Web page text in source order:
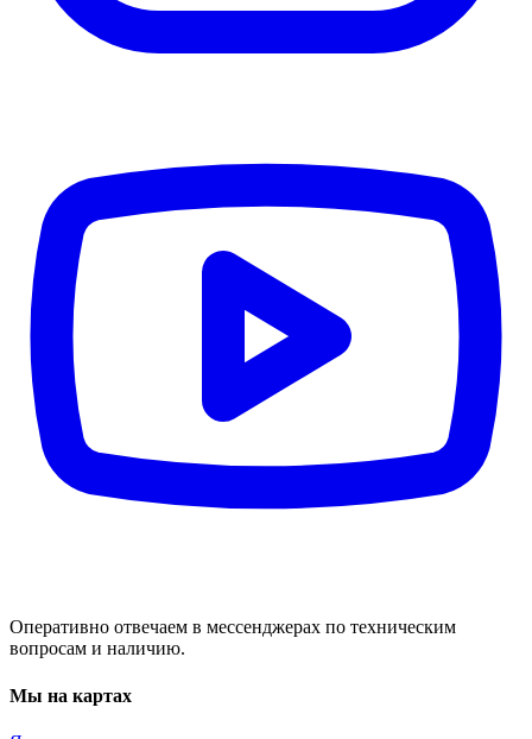
Оперативно отвечаем в мессенджерах по техническим
вопросам и наличию.
Мы на картах